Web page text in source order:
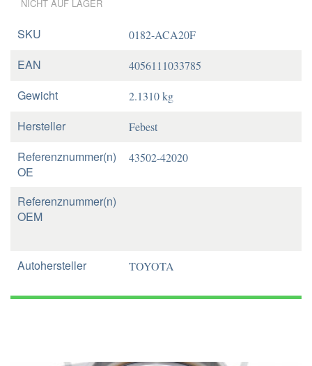
NICHT AUF LAGER
SKU 0182-ACA20F
EAN 4056111033785
Gewicht 2.1310 kg
Hersteller Febest
Referenznummer(n)
OE
43502-42020
Referenznummer(n)
OEM
Autohersteller TOYOTA